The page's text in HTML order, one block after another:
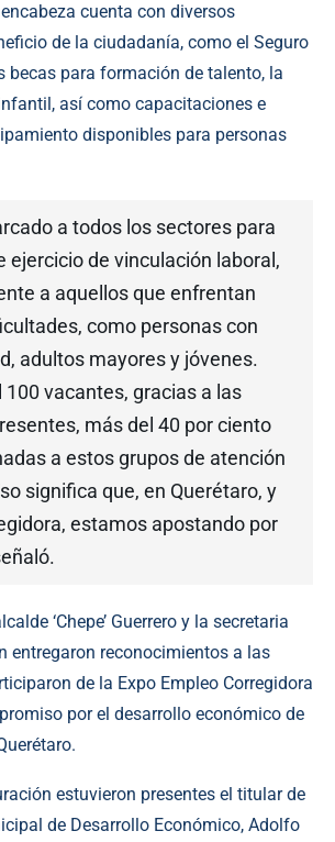
cuenta con diversos
de la ciudadanía, como el Seguro
becas para formación de talento, la
así como capacitaciones e
disponibles para personas
a todos los sectores para
ejercicio de vinculación laboral,
a aquellos que enfrentan
como personas con
adultos mayores y jóvenes.
100 vacantes, gracias a las
más del 40 por ciento
a estos grupos de atención
significa que, en Querétaro, y
estamos apostando por
‘Chepe’ Guerrero y la secretaria
entregaron reconocimientos a las
de la Expo Empleo Corregidora
por el desarrollo económico de
estuvieron presentes el titular de
de Desarrollo Económico, Adolfo